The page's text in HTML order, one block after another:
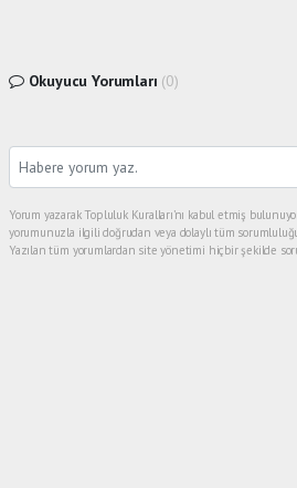
Okuyucu Yorumları (0)
Yorum yazarak Topluluk Kuralları’nı kabul etmiş
yorumunuzla ilgili doğrudan veya dolaylı tüm
Yazılan tüm yorumlardan site yönetimi hiçbir şekilde